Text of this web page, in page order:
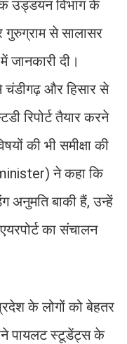
उड्डयन विभाग के
से सालासर
दी।
चंडीगढ़ और हिसार से
रिपोर्ट तैयार करने
की भी समीक्षा की
ने कहा कि
अनुमति बाकी हैं, उन्हें
का संचालन
के लोगों को बेहतर
पायलट स्टूडेंट्स के